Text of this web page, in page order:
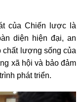
của Chiến lược là
diện hiện đại, an
chất lượng sống của
xã hội và bảo đảm
phát triển.